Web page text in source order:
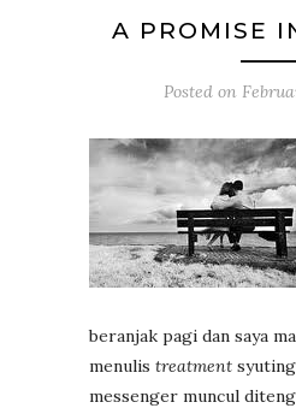
A PROMISE
Posted on
beranjak pagi dan saya
menulis treatment
messenger muncul